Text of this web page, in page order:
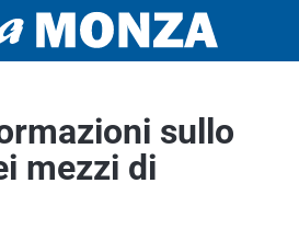
sullo
mezzi di